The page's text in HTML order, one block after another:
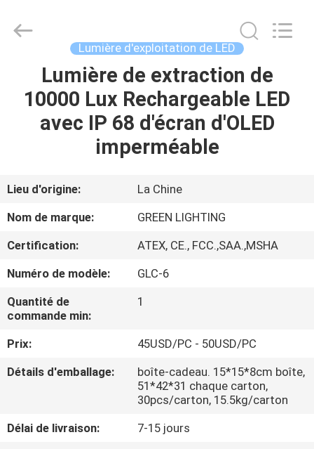
MAISON
PRODUITS
SUJET
DE
NOUS
VISITE
D'USINE
CONTRÔLE
DE
TECHNOLOGY
CO.,LTD.
Lumière d'exploitation de LED
Lumière de extraction de
10000 Lux Rechargeable LED
avec IP 68 d'écran d'OLED
imperméable
Lieu d'origine:
La Chine
Nom de marque:
GREEN LIGHTING
Certification:
ATEX, CE., FCC.,SAA.,MSHA
Numéro de modèle:
GLC-6
Quantité de
commande min:
1
Prix:
45USD/PC - 50USD/PC
Détails d'emballage:
boîte-cadeau. 15*15*8cm boîte,
51*42*31 chaque carton,
30pcs/carton, 15.5kg/carton
Délai de livraison:
7-15 jours